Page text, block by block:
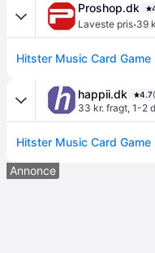
Proshop.dk
Laveste pris·39
Hitster Music Card Game
happii.dk 4.7
33 kr. fragt, 1-2
Hitster Music Card Game
Annonce